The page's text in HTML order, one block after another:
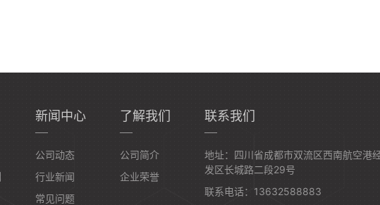
新闻中心
公司动态
行业新闻
常见问题
了解我们
公司简介
企业荣誉
联系我们
地址：四川省成都市双流区西南航空港
发区长城路二段29号
联系电话：13632588883